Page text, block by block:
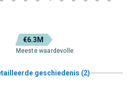
€6.3M
Meeste waardevolle
geschiedenis (2)